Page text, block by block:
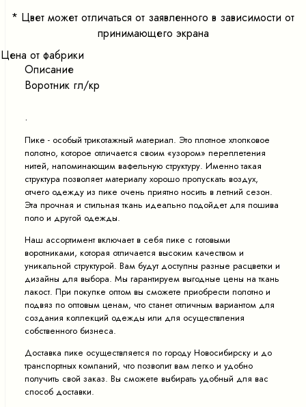
Цена от фабрики
* Цвет может отличаться от заявленного в зависимости от
принимающего экрана
Описание
Воротник гл/кр
.
Пике - особый трикотажный материал. Это плотное хлопковое
полотно, которое отличается своим «узором» переплетения
нитей, напоминающим вафельную структуру. Именно такая
структура позволяет материалу хорошо пропускать воздух,
отчего одежду из пике очень приятно носить в летний сезон.
Эта прочная и стильная ткань идеально подойдет для пошива
поло и другой одежды.
Наш ассортимент включает в себя пике с готовыми
воротниками, которая отличается высоким качеством и
уникальной структурой. Вам будут доступны разные расцветки и
дизайны для выбора. Мы гарантируем выгодные цены на ткань
лакост. При покупке оптом вы сможете приобрести полотно и
подвяз по оптовым ценам, что станет отличным вариантом для
создания коллекций одежды или для осуществления
собственного бизнеса.
Доставка пике осуществляется по городу Новосибирску и до
транспортных компаний, что позволит вам легко и удобно
получить свой заказ. Вы сможете выбирать удобный для вас
способ доставки.